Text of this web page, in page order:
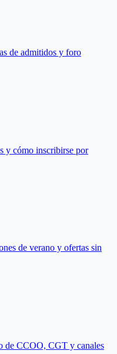
de admitidos y foro
y cómo inscribirse por
de verano y ofertas sin
de CCOO, CGT y canales